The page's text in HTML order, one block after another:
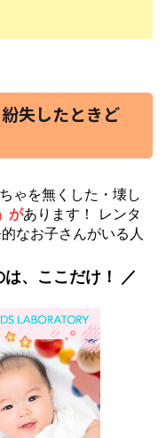
失したときど
ゃを無くした・壊し
があります！ レンタ
なお子さんがいる人
、ここだけ！ ／